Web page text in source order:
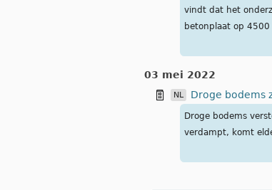
vindt dat het
betonplaat op
03 mei 2022
NL Droge bodems
Droge bodems
verdampt, komt